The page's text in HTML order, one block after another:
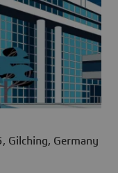
Gilching, Germany